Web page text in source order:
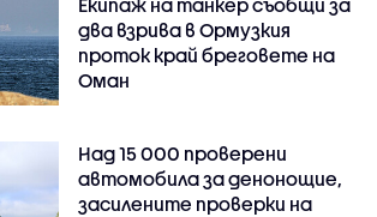
Екипаж на танкер съобщи за
два взрива в Ормузкия
проток край бреговете на
Оман
Над 15 000 проверени
автомобила за денонощие,
засилените проверки на